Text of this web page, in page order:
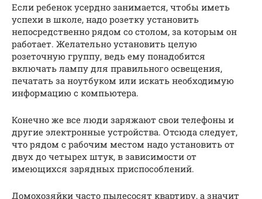
Если ребенок усердно занимается, чтобы иметь
успехи в школе, надо розетку установить
непосредственно рядом со столом, за которым он
работает. Желательно установить целую
розеточную группу, ведь ему понадобится
включать лампу для правильного освещения,
печатать за ноутбуком или искать необходимую
информацию с компьютера.
Конечно же все люди заряжают свои телефоны и
другие электронные устройства. Отсюда следует,
что рядом с рабочим местом надо установить от
двух до четырех штук, в зависимости от
имеющихся зарядных приспособлений.
Домохозяйки часто пылесосят квартиру, а значит